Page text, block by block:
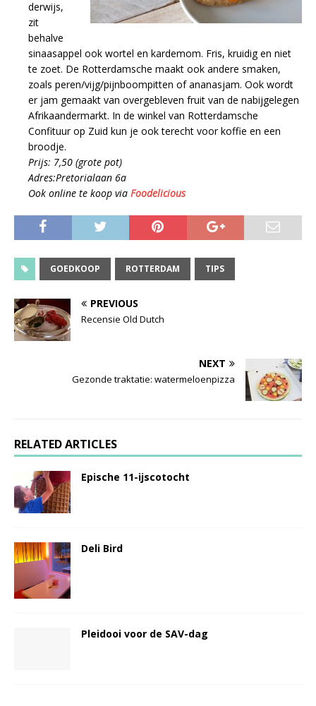
derwijs,
zit
behalve
sinaasappel ook wortel en kardemom. Fris, kruidig en niet
te zoet. De Rotterdamsche maakt ook andere smaken,
zoals peren/vijg/pijnboompitten of ananasjam. Ook wordt
er jam gemaakt van overgebleven fruit van de nabijgelegen
Afrikaandermarkt. In de winkel van Rotterdamsche
Confituur op Zuid kun je ook terecht voor koffie en een
broodje.
Prijs: 7,50 (grote pot)
Adres:Pretorialaan 6a
Ook online te koop via Foodelicious
GOEDKOOP ROTTERDAM TIPS
PREVIOUS
Recensie Old Dutch
NEXT
Gezonde traktatie: watermeloenpizza
RELATED ARTICLES
Epische 11-ijscotocht
Deli Bird
Pleidooi voor de SAV-dag